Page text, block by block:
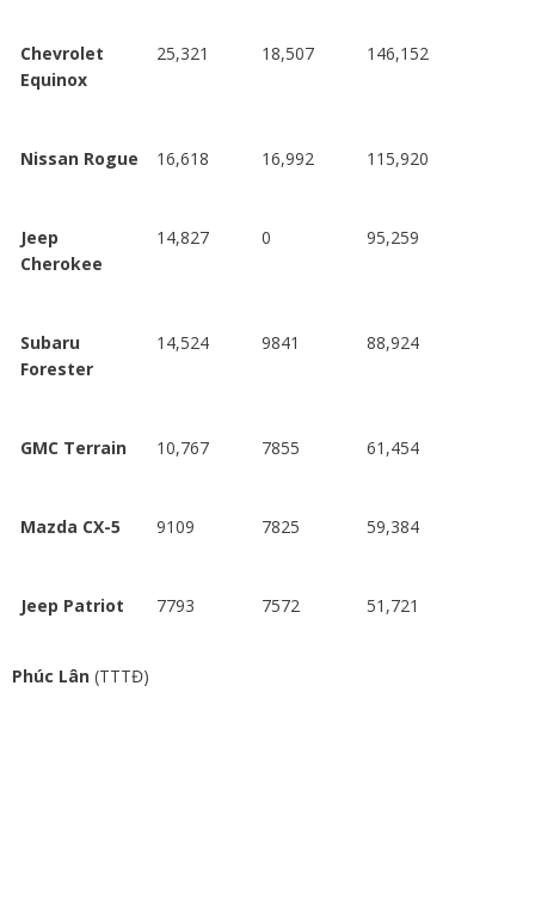
Chevrolet
Equinox
25,321 18,507 146,152
Nissan Rogue 16,618 16,992 115,920
Jeep
Cherokee
14,827 0 95,259
Subaru
Forester
14,524 9841 88,924
GMC Terrain 10,767 7855 61,454
Mazda CX-5 9109 7825 59,384
Jeep Patriot 7793 7572 51,721
Phúc Lân (TTTĐ)